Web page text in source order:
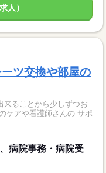
人）
ーツ交換や部屋の
来ることから少しずつお
ケアや看護師さんの サポ
病院事務・病院受